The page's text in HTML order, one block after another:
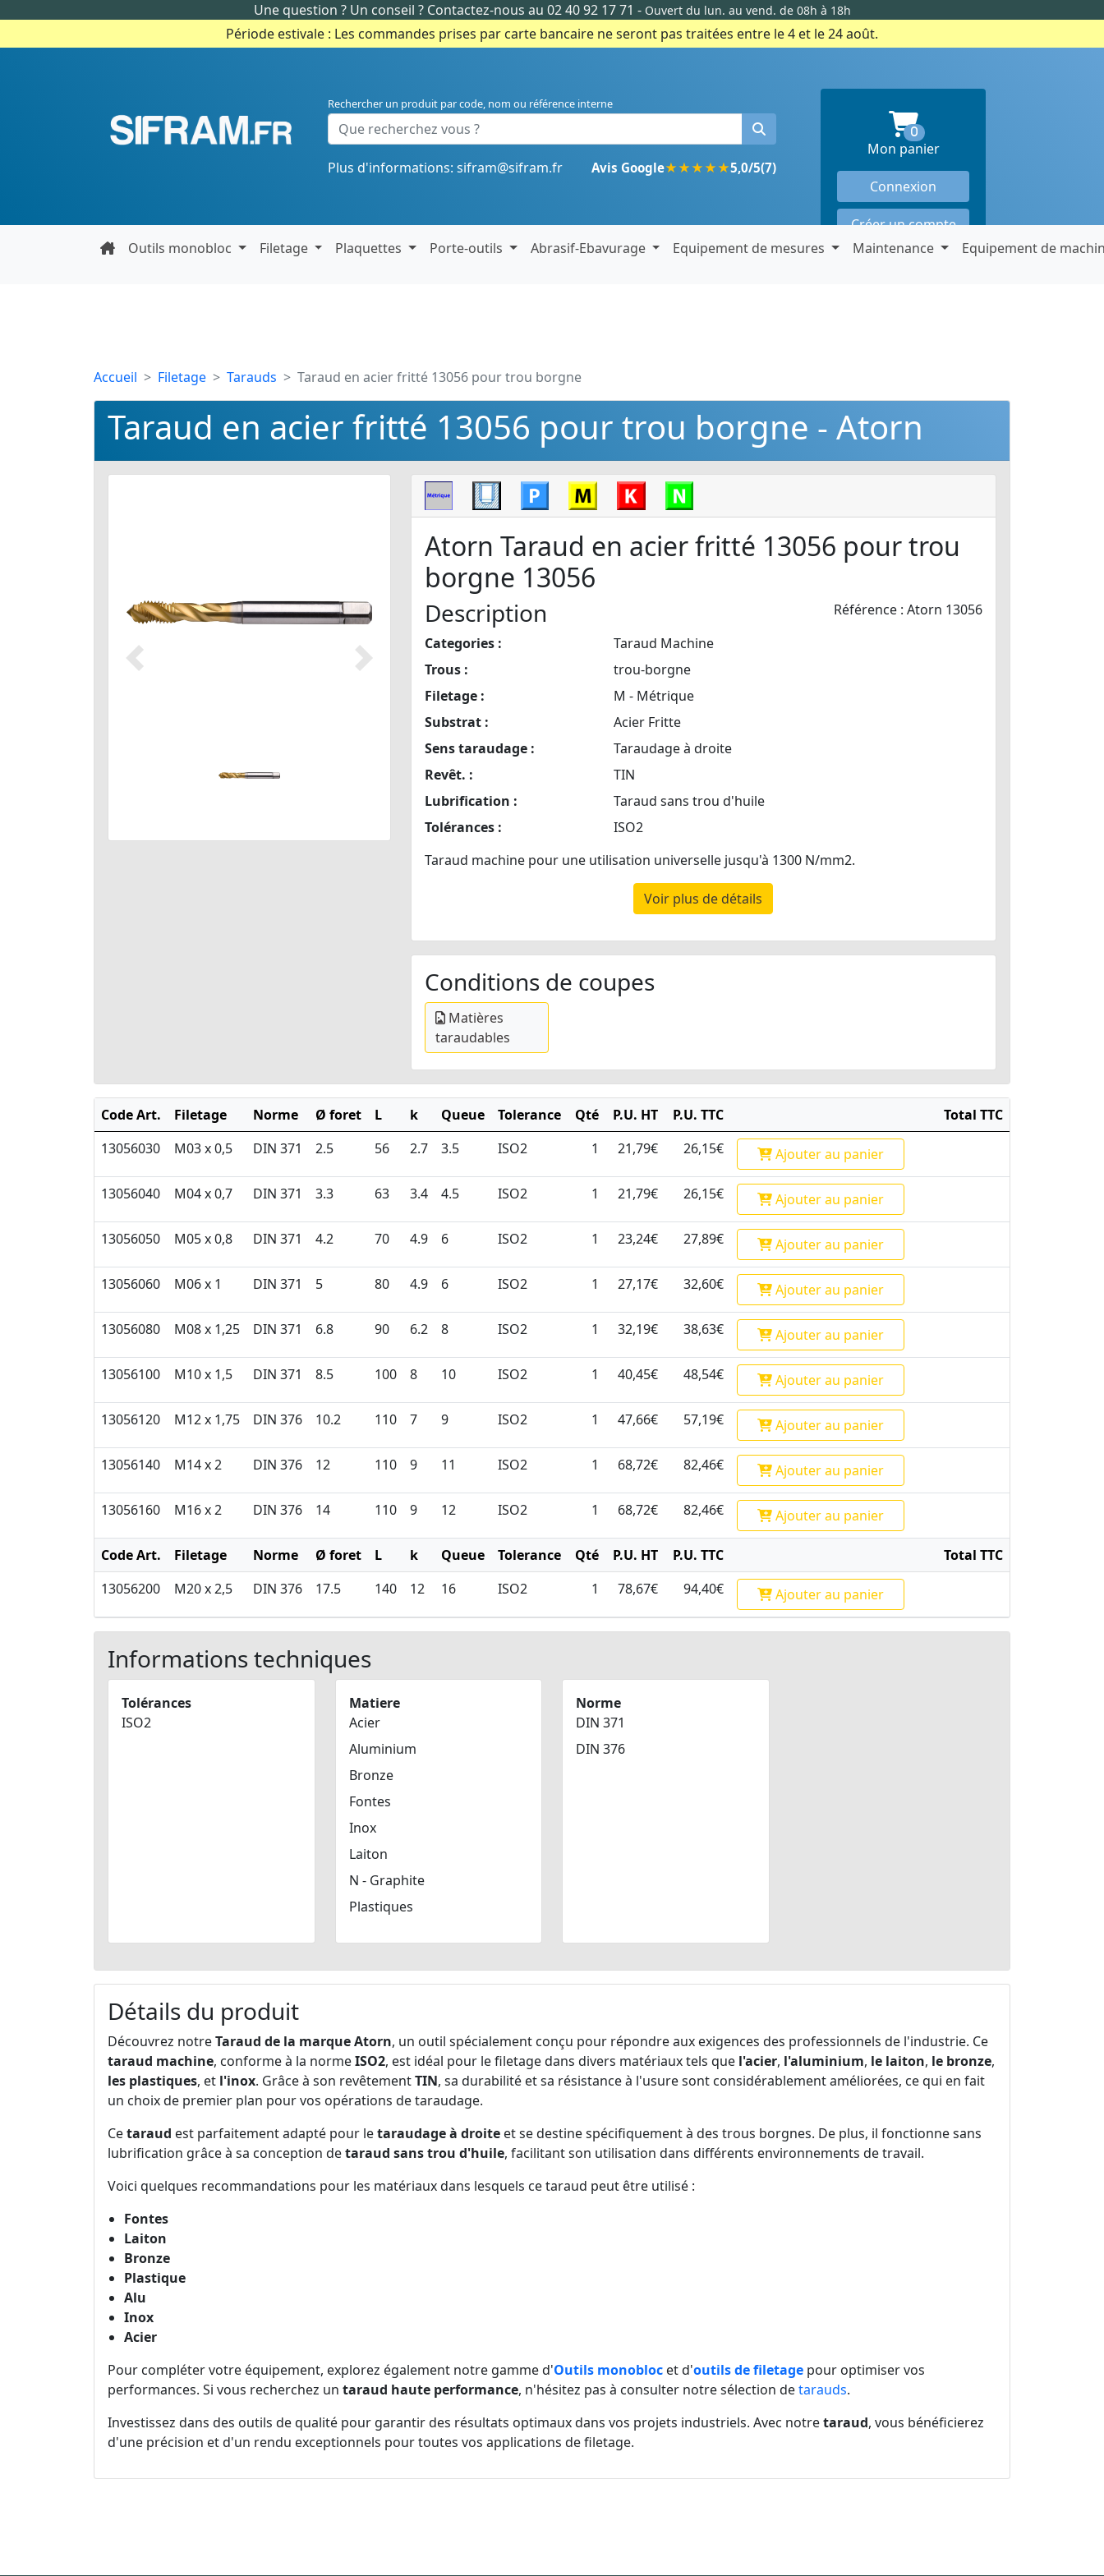
Une question ? Un conseil ?Contactez-nous au 02 40 92 17 71 - Ouvert du lun. au vend. de 08h à 18h
Période estivale : Les commandes prises par carte bancaire ne seront pas traitées entre le 4 et le 24 août.
Rechercher un produit par code, nom ou référence interne
Plus d'informations: sifram@sifram.fr Avis Google★★★★★5,0/5(7)
0produits en panier
Mon panier
Connexion
Créer un compte
Outils monobloc
Filetage Plaquettes Porte-outils Abrasif-Ebavurage Equipement de mesures Maintenance Equipement de
Accueil Filetage Tarauds Taraud en acier fritté 13056 pour trou borgne
Taraud en acier fritté 13056 pour trou borgne - Atorn
Précédent Suivant
Atorn Taraud en acier fritté 13056 pour trou
borgne 13056
Référence : Atorn 13056
Description
Categories :
Taraud Machine
Trous :
trou-borgne
Filetage :
M - Métrique
Substrat :
Acier Fritte
Sens taraudage :
Taraudage à droite
Revêt. :
TIN
Lubrification :
Taraud sans trou d'huile
Tolérances :
ISO2
Taraud machine pour une utilisation universelle jusqu'à 1300 N/mm2.
Voir plus de détails
Conditions de coupes
Matières
taraudables
Code Art. Filetage Norme Ø foret L k Queue Tolerance Qté P.U. HT P.U. TTC
Total TTC
13056030
M03 x 0,5 DIN 371 2.5 56 2.7 3.5 ISO2 1 21,79€ 26,15€ Ajouterau panier
13056040 M04 x 0,7 DIN 371 3.3 63 3.4 4.5 ISO2 1 21,79€ 26,15€ Ajouterau panier
13056050 M05 x 0,8 DIN 371 4.2 70 4.9 6 ISO2 1 23,24€ 27,89€ Ajouterau panier
13056060 M06 x 1 DIN 371 5 80 4.9 6 ISO2 1 27,17€ 32,60€ Ajouterau panier
13056080 M08 x 1,25 DIN 371 6.8 90 6.2 8 ISO2 1 32,19€ 38,63€ Ajouterau panier
13056100 M10 x 1,5 DIN 371 8.5 100 8 10 ISO2 1 40,45€ 48,54€ Ajouterau panier
13056120 M12 x 1,75 DIN 376 10.2 110 7 9 ISO2 1 47,66€ 57,19€ Ajouterau panier
13056140 M14 x 2 DIN 376 12 110 9 11 ISO2 1 68,72€ 82,46€ Ajouterau panier
13056160 M16 x 2 DIN 376 14 110 9 12 ISO2 1 68,72€ 82,46€ Ajouterau panier
Code Art. Filetage Norme Ø foret L k Queue Tolerance Qté P.U. HT P.U. TTC
Total TTC
13056200
M20 x 2,5 DIN 376 17.5 140 12 16 ISO2 1 78,67€ 94,40€ Ajouterau panier
Informations techniques
Tolérances
ISO2
Matiere
Acier
Aluminium
Bronze
Fontes
Inox
Laiton
N - Graphite
Plastiques
Norme
DIN 371
DIN 376
Détails du produit
Découvrez notreTaraud de la marque Atorn, un outil spécialement conçu pour répondre aux exigences des professionnels de l'industrie. Ce
taraud machine, conforme à la normeISO2, est idéal pour le filetage dans divers matériaux tels que l'acier, l'aluminium, le laiton, le bronze,
les plastiques, et l'inox. Grâce à son revêtementTIN, sa durabilité et sa résistance à l'usure sont considérablement améliorées, ce qui en fait
un choix de premier plan pour vos opérations de taraudage.
Cetaraud est parfaitement adapté pour letaraudage à droite et se destine spécifiquement à des trous borgnes. De plus, il fonctionne sans
lubrification grâce à sa conception detaraud sans trou d'huile, facilitant son utilisation dans différents environnements de travail.
Voici quelques recommandations pour les matériaux dans lesquels ce taraud peut être utilisé :
Fontes
Laiton
Bronze
Plastique
Alu
Inox
Acier
Pour compléter votre équipement, explorez également notre gamme d'Outils monobloc et d'outils de filetage pour optimiser vos
performances. Si vous recherchez un taraud haute performance, n'hésitez pas à consulter notre sélection detarauds.
Investissez dans des outils de qualité pour garantir des résultats optimaux dans vos projets industriels. Avec notretaraud, vous bénéficierez
d'une précision et d'un rendu exceptionnels pour toutes vos applications de filetage.